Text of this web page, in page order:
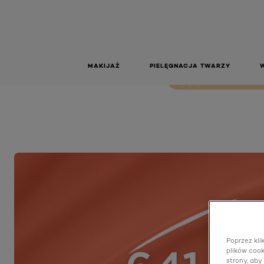
MAKIJAŻ PIELĘGNACJA TWARZY
641
Poprzez
plików
strony,